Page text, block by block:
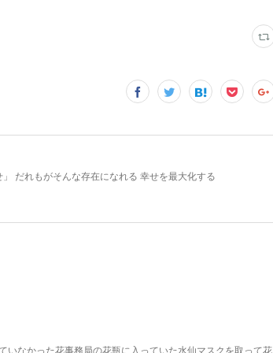
だれもがそんな存在になれる 幸せを最大化する
なかった花事務局の花瓶に入っていた水仙マスクを取って花